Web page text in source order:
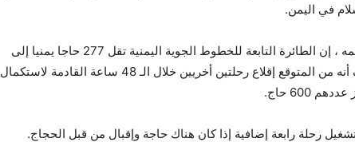
في اليمن.
قال مصدر ملاحي ، رفض الكشف عن اسمه ، إن الطائرة التابعة للخطوط الجوية اليمنية تقل 277 حاجا يمنيا إلى
مطار جدة الدولي في السعودية ، وأضاف أنه من المتوقع إقلاع رحلتين أخريين خلال الـ 48 ساعة القادمة لاستكمال
600 حاج.
رحلة رابعة إضافية إذا كان هناك حاجة وإقبال من قبل الحجاج.